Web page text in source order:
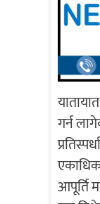
गर्न
आपूर्ति